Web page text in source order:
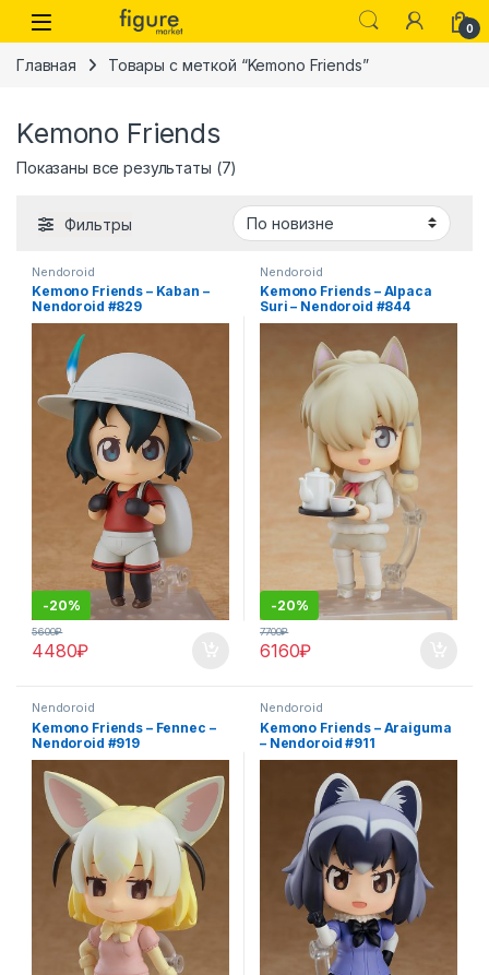
Перейти к навигации
Перейти к контенту
0
Главная Товары с меткой “Kemono Friends”
Kemono Friends
Показаны все результаты (7)
Фильтры
Nendoroid
Kemono Friends – Kaban –
Nendoroid #829
-20%
4480₽
5600₽
Nendoroid
Kemono Friends – Alpaca
Suri – Nendoroid #844
-20%
6160₽
7700₽
Nendoroid
Kemono Friends – Fennec –
Nendoroid #919
Nendoroid
Kemono Friends – Araiguma
– Nendoroid #911